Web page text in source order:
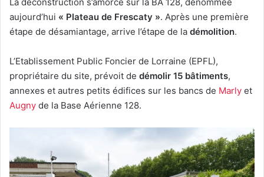
La déconstruction s’amorce sur la BA 128, dénommée
aujourd’hui « Plateau de Frescaty ». Après une première
étape de désamiantage, arrive l’étape de la démolition.
L’Etablissement Public Foncier de Lorraine (EPFL),
propriétaire du site, prévoit de démolir 15 bâtiments,
annexes et autres petits édifices sur les bancs de Marly et
Augny de la Base Aérienne 128.